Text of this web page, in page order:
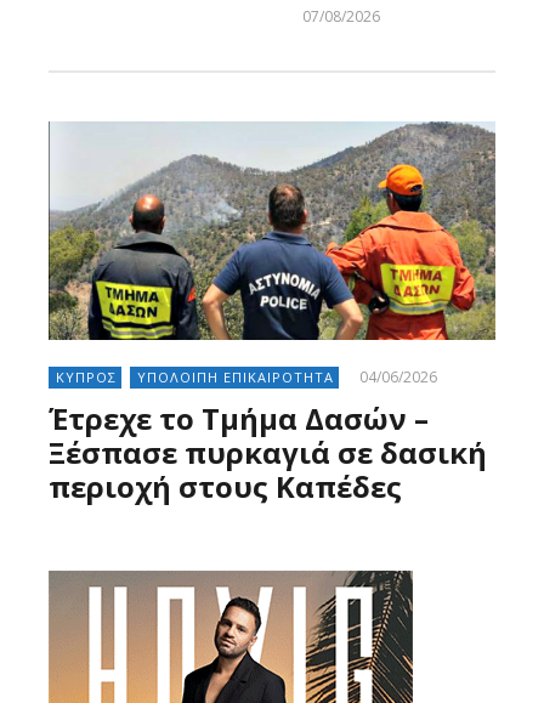
07/08/2026
ΚΥΠΡΟΣ ΥΠΟΛΟΙΠΗ ΕΠΙΚΑΙΡΟΤΗΤΑ 04/06/2026
Έτρεχε το Τμήμα Δασών –
Ξέσπασε πυρκαγιά σε δασική
περιοχή στους Καπέδες